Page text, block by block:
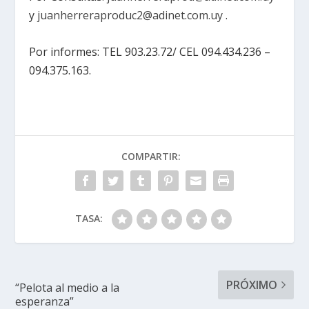
y juanherreraproduc2@adinet.com.uy.
Por informes: TEL 903.23.72/ CEL 094.434.236 –
094.375.163.
COMPARTIR:
TASA:
“Pelota al medio a la
esperanza”
PRÓXIMO